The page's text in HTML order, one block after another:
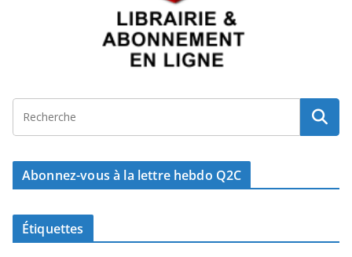
Abonnez-vous à la lettre hebdo Q2C
Étiquettes